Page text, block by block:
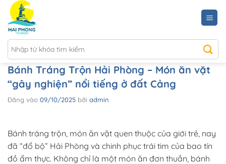
qua
nội
dung
Bánh Tráng Trộn Hải Phòng – Món ăn vặt
“gây nghiện” nổi tiếng ở đất Cảng
Đăng vào 09/10/2025 bởi admin
Bánh tráng trộn, món ăn vặt quen thuộc của giới trẻ, nay
đã “đổ bộ” Hải Phòng và chinh phục trái tim của bao tín
đồ ẩm thực. Không chỉ là một món ăn đơn thuần, bánh